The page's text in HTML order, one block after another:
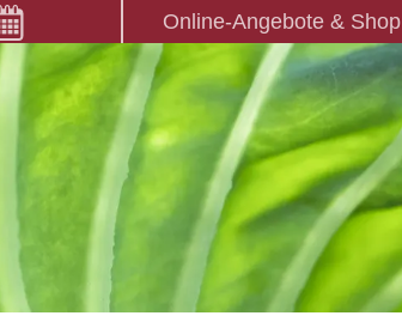
Online-Angebote & Shop